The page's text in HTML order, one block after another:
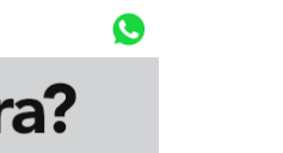
Diário Corumbaense